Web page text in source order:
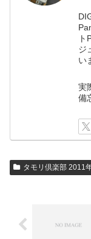
ジ
い
実
備
タモリ倶楽部 2011